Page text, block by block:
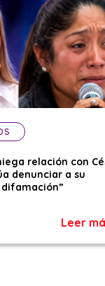
relación con
denunciar a su
difamación”
Leer